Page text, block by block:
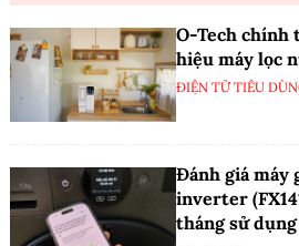
O-Tech chính
hiệu máy lọc
ĐIỆN TỬ TIÊU
Đánh giá máy
inverter
tháng sử dụng